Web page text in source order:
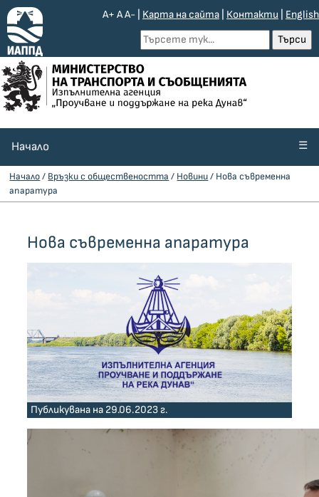
A+ AA- Kарта на сайта Контакти English
Начало ☰
Начало/ Връзки с обществеността / Новини/ Нова съвременна
апаратура
Нова съвременна апаратура
Публикувана на 29.06.2023 г.